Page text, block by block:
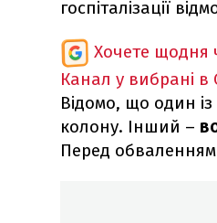
госпіталізації
Хочете щодня
Канал у вибрані в
Відомо, що один
колону. Інший –
Перед